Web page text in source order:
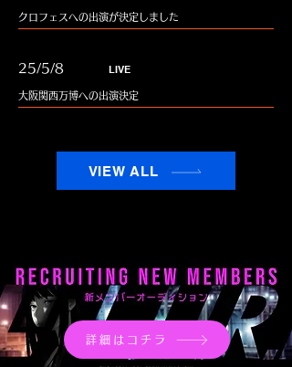
クロフェスへの出演が決定しました
25/5/8 LIVE
大阪関西万博への出演決定
VIEW ALL
詳細はコチラ